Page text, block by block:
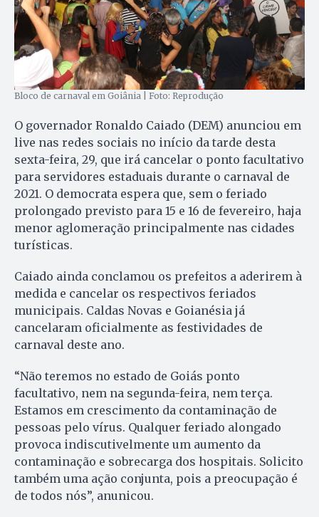
Bloco de carnaval em Goiânia | Foto: Reprodução
O governador Ronaldo Caiado (DEM) anunciou em
live nas redes sociais no início da tarde desta
sexta-feira, 29, que irá cancelar o ponto facultativo
para servidores estaduais durante o carnaval de
2021. O democrata espera que, sem o feriado
prolongado previsto para 15 e 16 de fevereiro, haja
menor aglomeração principalmente nas cidades
turísticas.
Caiado ainda conclamou os prefeitos a aderirem à
medida e cancelar os respectivos feriados
municipais. Caldas Novas e Goianésia já
cancelaram oficialmente as festividades de
carnaval deste ano.
“Não teremos no estado de Goiás ponto
facultativo, nem na segunda-feira, nem terça.
Estamos em crescimento da contaminação de
pessoas pelo vírus. Qualquer feriado alongado
provoca indiscutivelmente um aumento da
contaminação e sobrecarga dos hospitais. Solicito
também uma ação conjunta, pois a preocupação é
de todos nós”, anunicou.